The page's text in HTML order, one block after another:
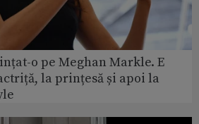
o pe Meghan Markle. E
la prințesă și apoi la